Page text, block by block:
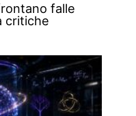
falle
critiche